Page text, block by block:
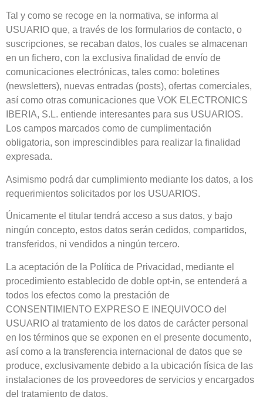
Tal y como se recoge en la normativa, se informa al
USUARIO que, a través de los formularios de contacto, o
suscripciones, se recaban datos, los cuales se almacenan
en un fichero, con la exclusiva finalidad de envío de
comunicaciones electrónicas, tales como: boletines
(newsletters), nuevas entradas (posts), ofertas comerciales,
así como otras comunicaciones que VOK ELECTRONICS
IBERIA, S.L. entiende interesantes para sus USUARIOS.
Los campos marcados como de cumplimentación
obligatoria, son imprescindibles para realizar la finalidad
expresada.
Asimismo podrá dar cumplimiento mediante los datos, a los
requerimientos solicitados por los USUARIOS.
Únicamente el titular tendrá acceso a sus datos, y bajo
ningún concepto, estos datos serán cedidos, compartidos,
transferidos, ni vendidos a ningún tercero.
La aceptación de la Política de Privacidad, mediante el
procedimiento establecido de doble opt-in, se entenderá a
todos los efectos como la prestación de
CONSENTIMIENTO EXPRESO E INEQUIVOCO del
USUARIO al tratamiento de los datos de carácter personal
en los términos que se exponen en el presente documento,
así como a la transferencia internacional de datos que se
produce, exclusivamente debido a la ubicación física de las
instalaciones de los proveedores de servicios y encargados
del tratamiento de datos.